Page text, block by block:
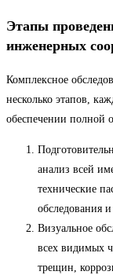
Этапы
инженерных
Комплексное
несколько этапов,
обеспечении полной
анализ всей
технические
обследования и
Визуальное
всех видимых
трещин,